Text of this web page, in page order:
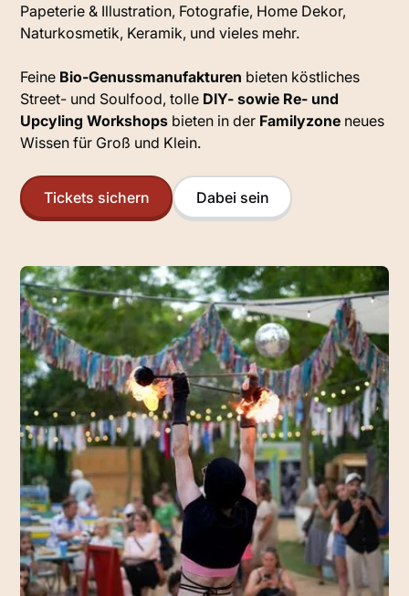
Papeterie & Illustration, Fotografie, Home Dekor,
Naturkosmetik, Keramik, und vieles mehr.
Feine Bio-Genussmanufakturen bieten köstliches
Street- und Soulfood, tolle DIY- sowie Re- und
Upcyling Workshops bieten in der Familyzone neues
Wissen für Groß und Klein.
Tickets sichern Dabei sein